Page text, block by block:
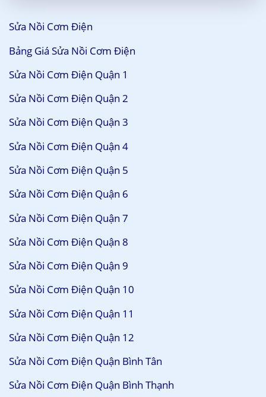
Sửa Nồi Cơm Điện
Bảng Giá Sửa Nồi Cơm Điện
Sửa Nồi Cơm Điện Quận 1
Sửa Nồi Cơm Điện Quận 2
Sửa Nồi Cơm Điện Quận 3
Sửa Nồi Cơm Điện Quận 4
Sửa Nồi Cơm Điện Quận 5
Sửa Nồi Cơm Điện Quận 6
Sửa Nồi Cơm Điện Quận 7
Sửa Nồi Cơm Điện Quận 8
Sửa Nồi Cơm Điện Quận 9
Sửa Nồi Cơm Điện Quận 10
Sửa Nồi Cơm Điện Quận 11
Sửa Nồi Cơm Điện Quận 12
Sửa Nồi Cơm Điện Quận Bình Tân
Sửa Nồi Cơm Điện Quận Bình Thạnh